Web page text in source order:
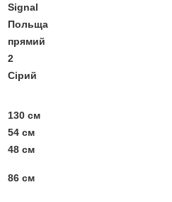
Signal
Польща
прямий
2
Сірий
130 см
54 см
48 см
86 см